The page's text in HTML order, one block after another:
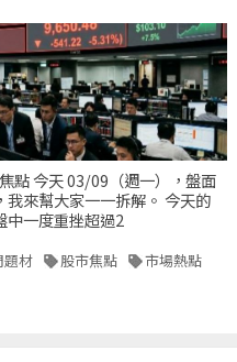
點 今天 03/09（週一），盤面
來幫大家一一拆解。 今天的
中一度重挫超過2
題材 股市焦點 市場熱點